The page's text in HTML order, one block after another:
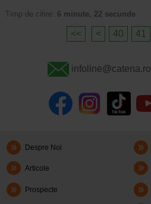
Timp de citire: 6 minute, 22 secunde
<< < 40 41
infoline@catena.ro
Despre Noi
Articole
Prospecte